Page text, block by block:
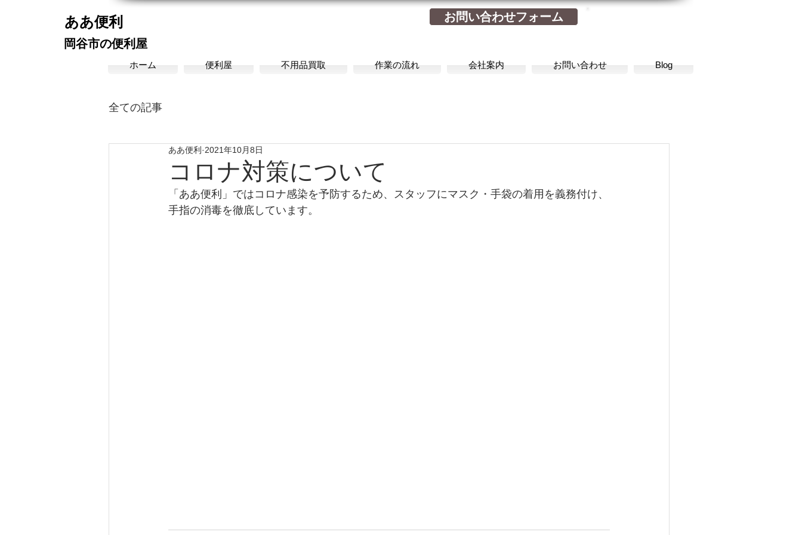
​ああ便利
​岡谷市の便利屋
お問い合わせフォーム
ホーム 便利屋 不用品買取 作業の流れ 会社案内 お問い合わせ Blog
全ての記事
コロナ対策について
ああ便利 2021年10月8日
「ああ便利」ではコロナ感染を予防するため、スタッフにマスク・手袋の着用を義務付け、
手指の消毒を徹底しています。